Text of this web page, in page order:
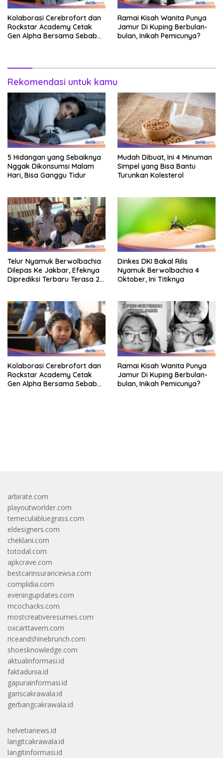
Kolaborasi Cerebrofort dan
Rockstar Academy Cetak
Gen Alpha Bersama Sebab
Ramai Kisah Wanita Punya
Jamur Di Kuping Berbulan-
bulan, Inikah Pemicunya?
Rekomendasi untuk kamu
5 Hidangan yang Sebaiknya
Nggak Dikonsumsi Malam
Hari, Bisa Ganggu Tidur
Mudah Dibuat, Ini 4 Minuman
Simpel yang Bisa Bantu
Turunkan Kolesterol
Telur Nyamuk Berwolbachia
Dilepas Ke Jakbar, Efeknya
Diprediksi Terbaru Terasa 2
Dinkes DKI Bakal Rilis
Nyamuk Berwolbachia 4
Oktober, Ini Titiknya
Kolaborasi Cerebrofort dan
Rockstar Academy Cetak
Gen Alpha Bersama Sebab
Ramai Kisah Wanita Punya
Jamur Di Kuping Berbulan-
bulan, Inikah Pemicunya?
arbirate.com
playoutworlder.com
temeculabluegrass.com
eldesigners.com
cheklani.com
totodal.com
apkcrave.com
bestcarinsurancewsa.com
complidia.com
eveningupdates.com
mcochacks.com
mostcreativeresumes.com
oxcarttavern.com
riceandshinebrunch.com
shoesknowledge.com
aktualinformasi.id
faktadunia.id
gapurainformasi.id
gariscakrawala.id
gerbangcakrawala.id
helvetianews.id
langitcakrawala.id
langitinformasi.id